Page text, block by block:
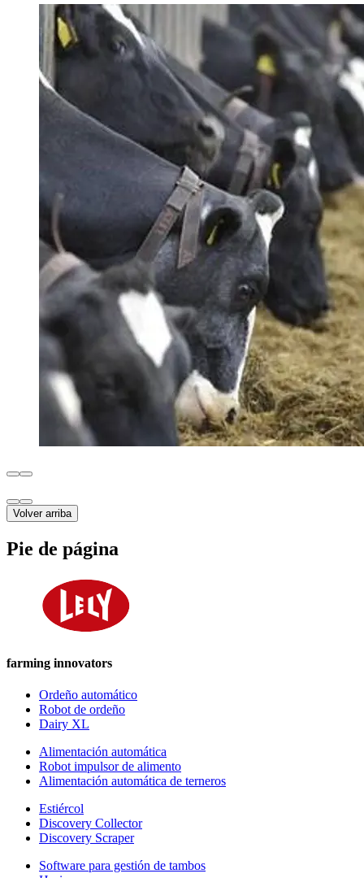
Volver arriba
Pie de página
farming innovators
Ordeño automático
Robot de ordeño
Dairy XL
Alimentación automática
Robot impulsor de alimento
Alimentación automática de terneros
Estiércol
Discovery Collector
Discovery Scraper
Software para gestión de tambos